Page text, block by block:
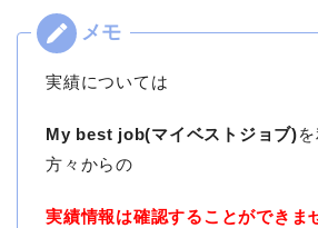
実績については
My best job(マイベストジョブ)
方々からの
実績情報は確認することができま